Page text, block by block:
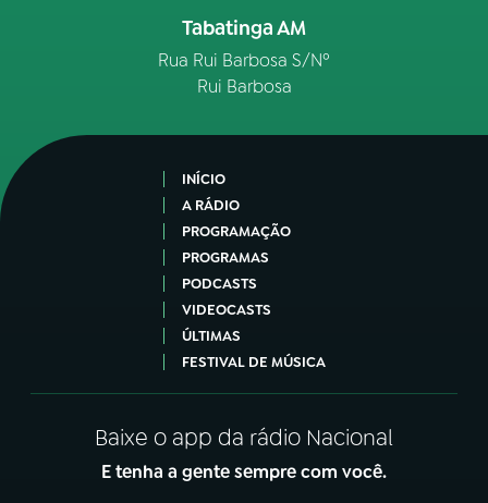
Tabatinga AM
Rua Rui Barbosa S/Nº
Rui Barbosa
INÍCIO
A RÁDIO
PROGRAMAÇÃO
PROGRAMAS
PODCASTS
VIDEOCASTS
ÚLTIMAS
FESTIVAL DE MÚSICA
Baixe o app da rádio Nacional
E tenha a gente sempre com você.